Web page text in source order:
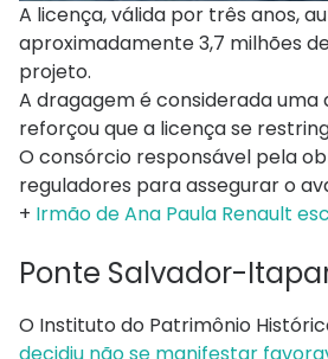
A licença, válida por três anos,
aproximadamente 3,7 milhões
projeto.
A dragagem é considerada
reforçou que a licença se
O consórcio responsável pela
reguladores para assegurar o
+ Irmão de Ana Paula Renault
Ponte Salvador-
O Instituto do Patrimônio